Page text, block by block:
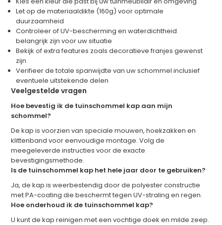
Let op de materiaaldikte (160g) voor optimale
duurzaamheid
Controleer of UV-bescherming en waterdichtheid
belangrijk zijn voor uw situatie
Bekijk of extra features zoals decoratieve franjes gewenst
zijn
Verifieer de totale spanwijdte van uw schommel inclusief
eventuele uitstekende delen
Veelgestelde vragen
Hoe bevestig ik de tuinschommel kap aan mijn
schommel?
De kap is voorzien van speciale mouwen, hoekzakken en
klittenband voor eenvoudige montage. Volg de
meegeleverde instructies voor de exacte
bevestigingsmethode.
Is de tuinschommel kap het hele jaar door te gebruiken?
Ja, de kap is weerbestendig door de polyester constructie
met PA-coating die beschermt tegen UV-straling en regen.
Hoe onderhoud ik de tuinschommel kap?
U kunt de kap reinigen met een vochtige doek en milde zeep.